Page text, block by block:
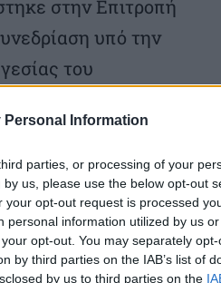
Personal Information
parties, or processing of your
us, please use the below opt-out
opt-out request is processed
information utilized by us
opt-out. You may separately
by third parties on the IAB’s list of
by us to third parties on the
στην Επιτροπή
υπό την
του
Καλαφάτη, τον
της
ο πρόεδρος
Λίμνης Πλαστήρα
ο πρόεδρος του
και μέλη της